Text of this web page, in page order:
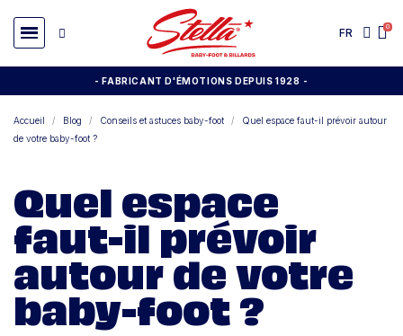
FR
- FABRICANT D'ÉMOTIONS DEPUIS 1928 -
Accueil Blog Conseils et astuces baby-foot
Quel espace faut-il prévoir autour
de votre baby-foot ?
Quel espace
faut-il prévoir
autour de votre
baby-foot ?